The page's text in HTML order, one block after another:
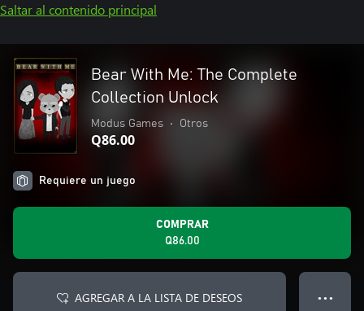
Saltar al contenido principal
Bear With Me: The Complete
Collection Unlock
Modus Games • Otros
Q86.00
Requiere un juego
COMPRAR
Q86.00
AGREGAR A LA LISTA DE DESEOS ● ● ●